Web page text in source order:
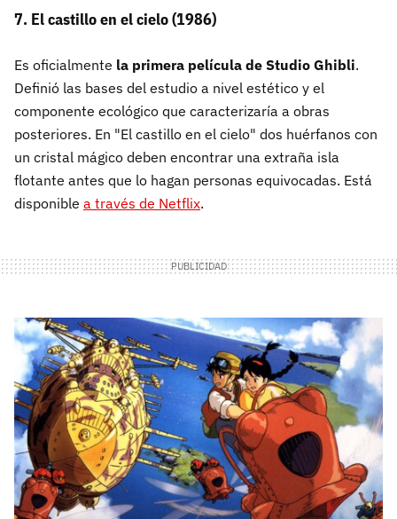
7. El castillo en el cielo (1986)
Es oficialmente la primera película de Studio Ghibli.
Definió las bases del estudio a nivel estético y el
componente ecológico que caracterizaría a obras
posteriores. En "El castillo en el cielo" dos huérfanos con
un cristal mágico deben encontrar una extraña isla
flotante antes que lo hagan personas equivocadas. Está
disponible a través de Netflix.